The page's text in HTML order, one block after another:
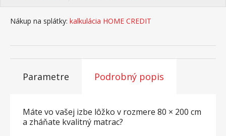
Nákup na splátky: kalkulácia HOME CREDIT
Parametre Podrobný popis
Máte vo vašej izbe lôžko v rozmere 80 × 200 cm
a zháňate kvalitný matrac?